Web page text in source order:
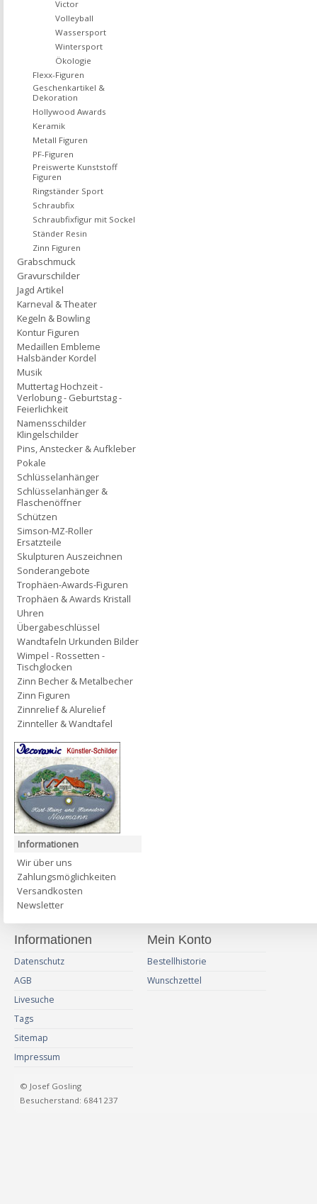
Victor
Volleyball
Wassersport
Wintersport
Ökologie
Flexx-Figuren
Geschenkartikel &
Dekoration
Hollywood Awards
Keramik
Metall Figuren
PF-Figuren
Preiswerte Kunststoff
Figuren
Ringständer Sport
Schraubfix
Schraubfixfigur mit Sockel
Ständer Resin
Zinn Figuren
Grabschmuck
Gravurschilder
Jagd Artikel
Karneval & Theater
Kegeln & Bowling
Kontur Figuren
Medaillen Embleme
Halsbänder Kordel
Musik
Muttertag Hochzeit -
Verlobung - Geburtstag -
Feierlichkeit
Namensschilder
Klingelschilder
Pins, Anstecker & Aufkleber
Pokale
Schlüsselanhänger
Schlüsselanhänger &
Flaschenöffner
Schützen
Simson-MZ-Roller
Ersatzteile
Skulpturen Auszeichnen
Sonderangebote
Trophäen-Awards-Figuren
Trophäen & Awards Kristall
Uhren
Übergabeschlüssel
Wandtafeln Urkunden Bilder
Wimpel - Rossetten -
Tischglocken
Zinn Becher & Metalbecher
Zinn Figuren
Zinnrelief & Alurelief
Zinnteller & Wandtafel
Informationen
Wir über uns
Zahlungsmöglichkeiten
Versandkosten
Newsletter
Informationen
Datenschutz
AGB
Livesuche
Tags
Sitemap
Impressum
Mein Konto
Bestellhistorie
Wunschzettel
© Josef Gosling
Besucherstand: 6841237